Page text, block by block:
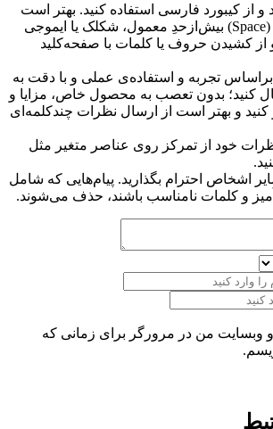
و از کیبورد فارسی استفاده کنید. بهتر است
از فضای خالی (Space) بیش‌از‌حدِ معمول، شکلک یا ایموجی
و از کشیدن حروف یا کلمات با صفحه‌کلید
تجربه و استفاده‌ی عملی و با دقت به
کنید؛ بدون تعصب به محصول خاص، مزایا و
کنید و بهتر است از ارسال نظرات چندکلمه‌‌ای
خود از تمرکز روی عناصر متغیر مثل
اشخاص احترام بگذارید. پیام‌هایی که شامل
و کلمات نامناسب باشند، حذف می‌شوند.
و وبسایت من در مرورگر برای زمانی که